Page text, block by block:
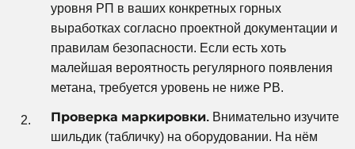
уровня РП в ваших конкретных горных
выработках согласно проектной документации и
правилам безопасности. Если есть хоть
малейшая вероятность регулярного появления
метана, требуется уровень не ниже РВ.
Проверка маркировки. Внимательно изучите
шильдик (табличку) на оборудовании. На нём